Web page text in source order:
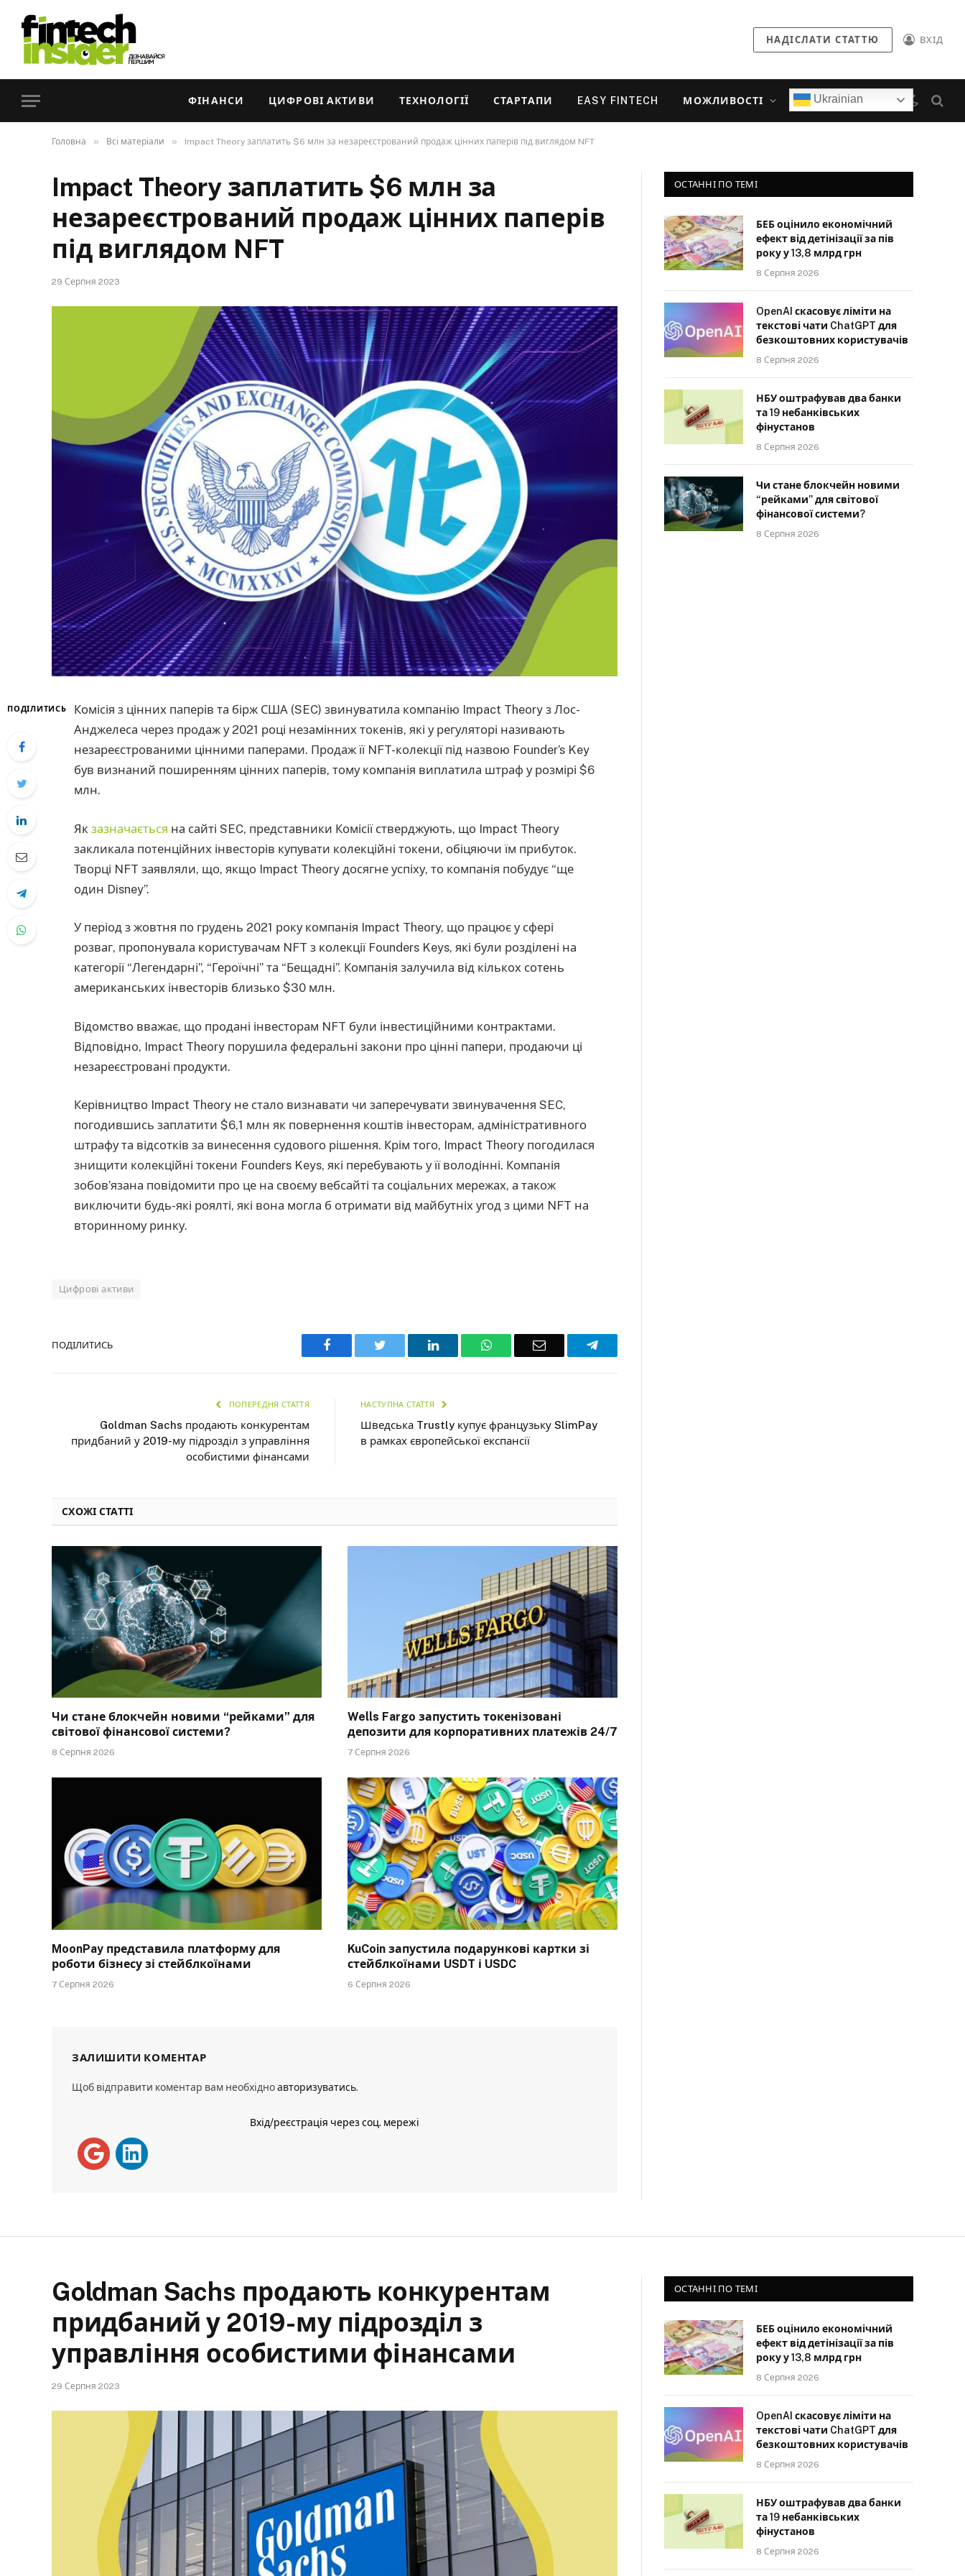
НАДІСЛАТИ СТАТТЮ ВХІД
ФІНАНСИ ЦИФРОВІ АКТИВИ ТЕХНОЛОГІЇ СТАРТАПИ EASY FINTECH МОЖЛИВОСТІ Ukrainian
Головна » Всі матеріали » Impact Theory заплатить $6 млн за незареєстрований продаж цінних паперів під виглядом NFT
Impact Theory заплатить $6 млн за
незареєстрований продаж цінних паперів
під виглядом NFT
29 Серпня 2023
ПОДІЛИТИСЬ
Комісія з цінних паперів та бірж США (SEC) звинуватила компанію Impact Theory з Лос-
Анджелеса через продаж у 2021 році незамінних токенів, які у регуляторі називають
незареєстрованими цінними паперами. Продаж її NFT-колекції під назвою Founder’s Key
був визнаний поширенням цінних паперів, тому компанія виплатила штраф у розмірі $6
млн.
Як зазначається на сайті SEC, представники Комісії стверджують, що Impact Theory
закликала потенційних інвесторів купувати колекційні токени, обіцяючи їм прибуток.
Творці NFT заявляли, що, якщо Impact Theory досягне успіху, то компанія побудує “ще
один Disney”.
У період з жовтня по грудень 2021 року компанія Impact Theory, що працює у сфері
розваг, пропонувала користувачам NFT з колекції Founders Keys, які були розділені на
категорії “Легендарні”, “Героїчні” та “Бещадні”. Компанія залучила від кількох сотень
американських інвесторів близько $30 млн.
Відомство вважає, що продані інвесторам NFT були інвестиційними контрактами.
Відповідно, Impact Theory порушила федеральні закони про цінні папери, продаючи ці
незареєстровані продукти.
Керівництво Impact Theory не стало визнавати чи заперечувати звинувачення SEC,
погодившись заплатити $6,1 млн як повернення коштів інвесторам, адміністративного
штрафу та відсотків за винесення судового рішення. Крім того, Impact Theory погодилася
знищити колекційні токени Founders Keys, які перебувають у її володінні. Компанія
зобов’язана повідомити про це на своєму вебсайті та соціальних мережах, а також
виключити будь-які роялті, які вона могла б отримати від майбутніх угод з цими NFT на
вторинному ринку.
Цифрові активи
ПОДІЛИТИСЬ Facebook Twitter LinkedIn WhatsAppEmail Telegram
ПОПЕРЕДНЯ СТАТТЯ
Goldman Sachs продають конкурентам
придбаний у 2019-му підрозділ з управління
особистими фінансами
НАСТУПНА СТАТТЯ
Шведська Trustly купує французьку SlimPay
в рамках європейської експансії
СХОЖІ СТАТТІ
Чи стане блокчейн новими “рейками” для
світової фінансової системи?
8 Серпня 2026
Wells Fargo запустить токенізовані
депозити для корпоративних платежів 24/7
7 Серпня 2026
MoonPay представила платформу для
роботи бізнесу зі стейблкоїнами
7 Серпня 2026
KuCoin запустила подарункові картки зі
стейблкоїнами USDT і USDC
6 Серпня 2026
ЗАЛИШИТИ КОМЕНТАР
Щоб відправити коментар вам необхідноавторизуватись.
Вхід/реєстрація через соц. мережі
ОСТАННІ ПО ТЕМІ
БЕБ оцінило економічний
ефект від детінізації за пів
року у 13,8 млрд грн
8 Серпня 2026
OpenAI скасовує ліміти на
текстові чати ChatGPT для
безкоштовних користувачів
8 Серпня 2026
НБУ оштрафував два банки
та 19 небанківських
фінустанов
8 Серпня 2026
Чи стане блокчейн новими
“рейками” для світової
фінансової системи?
8 Серпня 2026
Goldman Sachs продають конкурентам
придбаний у 2019-му підрозділ з
управління особистими фінансами
29 Серпня 2023
ОСТАННІ ПО ТЕМІ
БЕБ оцінило економічний
ефект від детінізації за пів
року у 13,8 млрд грн
8 Серпня 2026
OpenAI скасовує ліміти на
текстові чати ChatGPT для
безкоштовних користувачів
8 Серпня 2026
НБУ оштрафував два банки
та 19 небанківських
фінустанов
8 Серпня 2026